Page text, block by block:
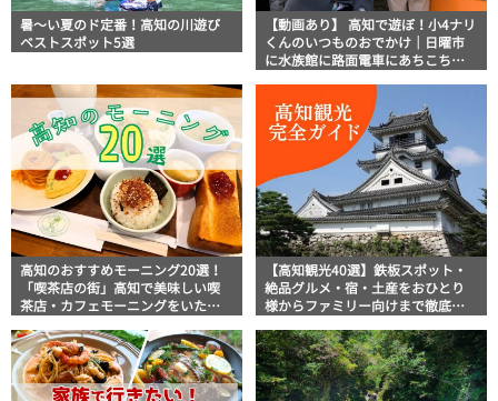
暑～い夏のド定番！高知の川遊び
ベストスポット5選
【動画あり】 高知で遊ぼ！小4ナリ
くんのいつものおでかけ｜日曜市
に水族館に路面電車にあちこち巡
高知のおすすめモーニング20選！
「喫茶店の街」高知で美味しい喫
茶店・カフェモーニングをいただ
【高知観光40選】鉄板スポット・
絶品グルメ・宿・土産をおひとり
様からファミリー向けまで徹底解